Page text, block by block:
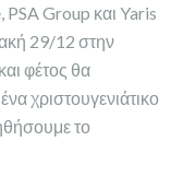
Group και Yaris
29/12 στην
φέτος θα
χριστουγενιάτικο
το